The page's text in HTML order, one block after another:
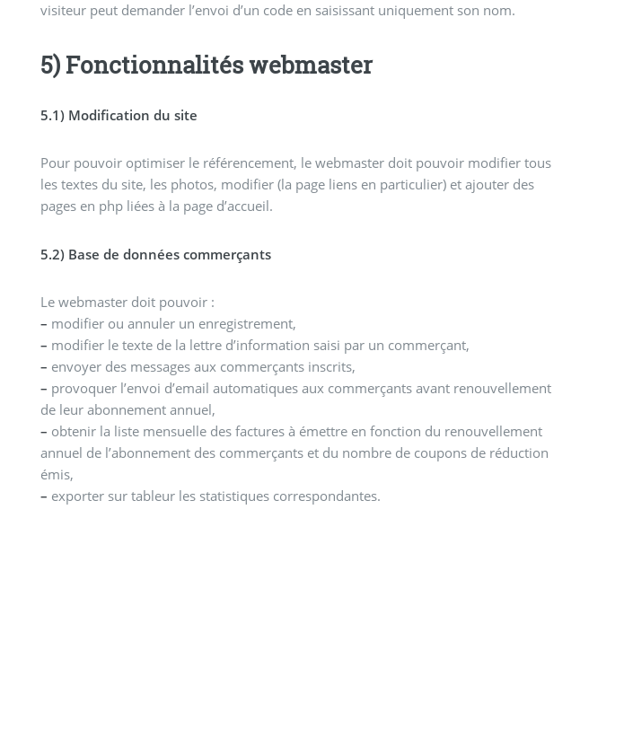
visiteur peut demander l’envoi d’un code en saisissant uniquement son nom.
5) Fonctionnalités webmaster
5.1) Modification du site
Pour pouvoir optimiser le référencement, le webmaster doit pouvoir modifier tous
les textes du site, les photos, modifier (la page liens en particulier) et ajouter des
pages en php liées à la page d’accueil.
5.2) Base de données commerçants
Le webmaster doit pouvoir :
– modifier ou annuler un enregistrement,
– modifier le texte de la lettre d’information saisi par un commerçant,
– envoyer des messages aux commerçants inscrits,
– provoquer l’envoi d’email automatiques aux commerçants avant renouvellement
de leur abonnement annuel,
– obtenir la liste mensuelle des factures à émettre en fonction du renouvellement
annuel de l’abonnement des commerçants et du nombre de coupons de réduction
émis,
– exporter sur tableur les statistiques correspondantes.